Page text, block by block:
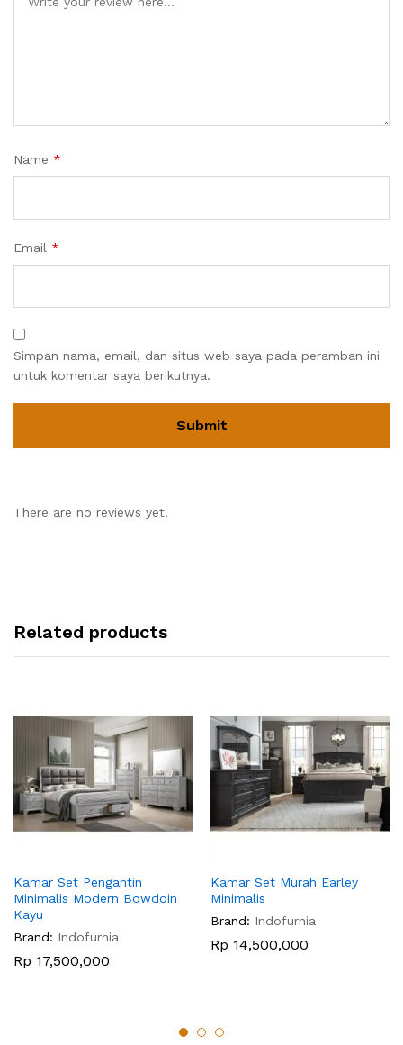
Name *
Email *
Simpan nama, email, dan situs web saya pada peramban ini
untuk komentar saya berikutnya.
There are no reviews yet.
Related products
Kamar Set Pengantin
Minimalis Modern Bowdoin
Kayu
Brand: Indofurnia
Rp 17,500,000
Kamar Set Murah Earley
Minimalis
Brand: Indofurnia
Rp 14,500,000